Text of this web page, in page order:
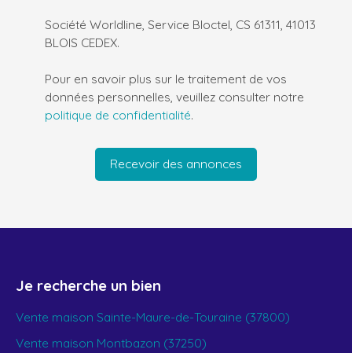
Société Worldline, Service Bloctel, CS 61311, 41013
BLOIS CEDEX.
Pour en savoir plus sur le traitement de vos
données personnelles, veuillez consulter notre
politique de confidentialité.
Recevoir des annonces
Je recherche un bien
Vente maison Sainte-Maure-de-Touraine (37800)
Vente maison Montbazon (37250)